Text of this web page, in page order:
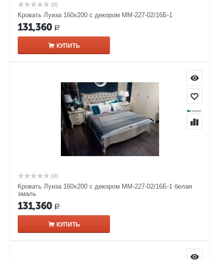
(0)
Кровать Луиза 160х200 с декором ММ-227-02/16Б-1
131,360 Р
КУПИТЬ
(0)
Кровать Луиза 160х200 с декором ММ-227-02/16Б-1 белая
эмаль
131,360 Р
КУПИТЬ